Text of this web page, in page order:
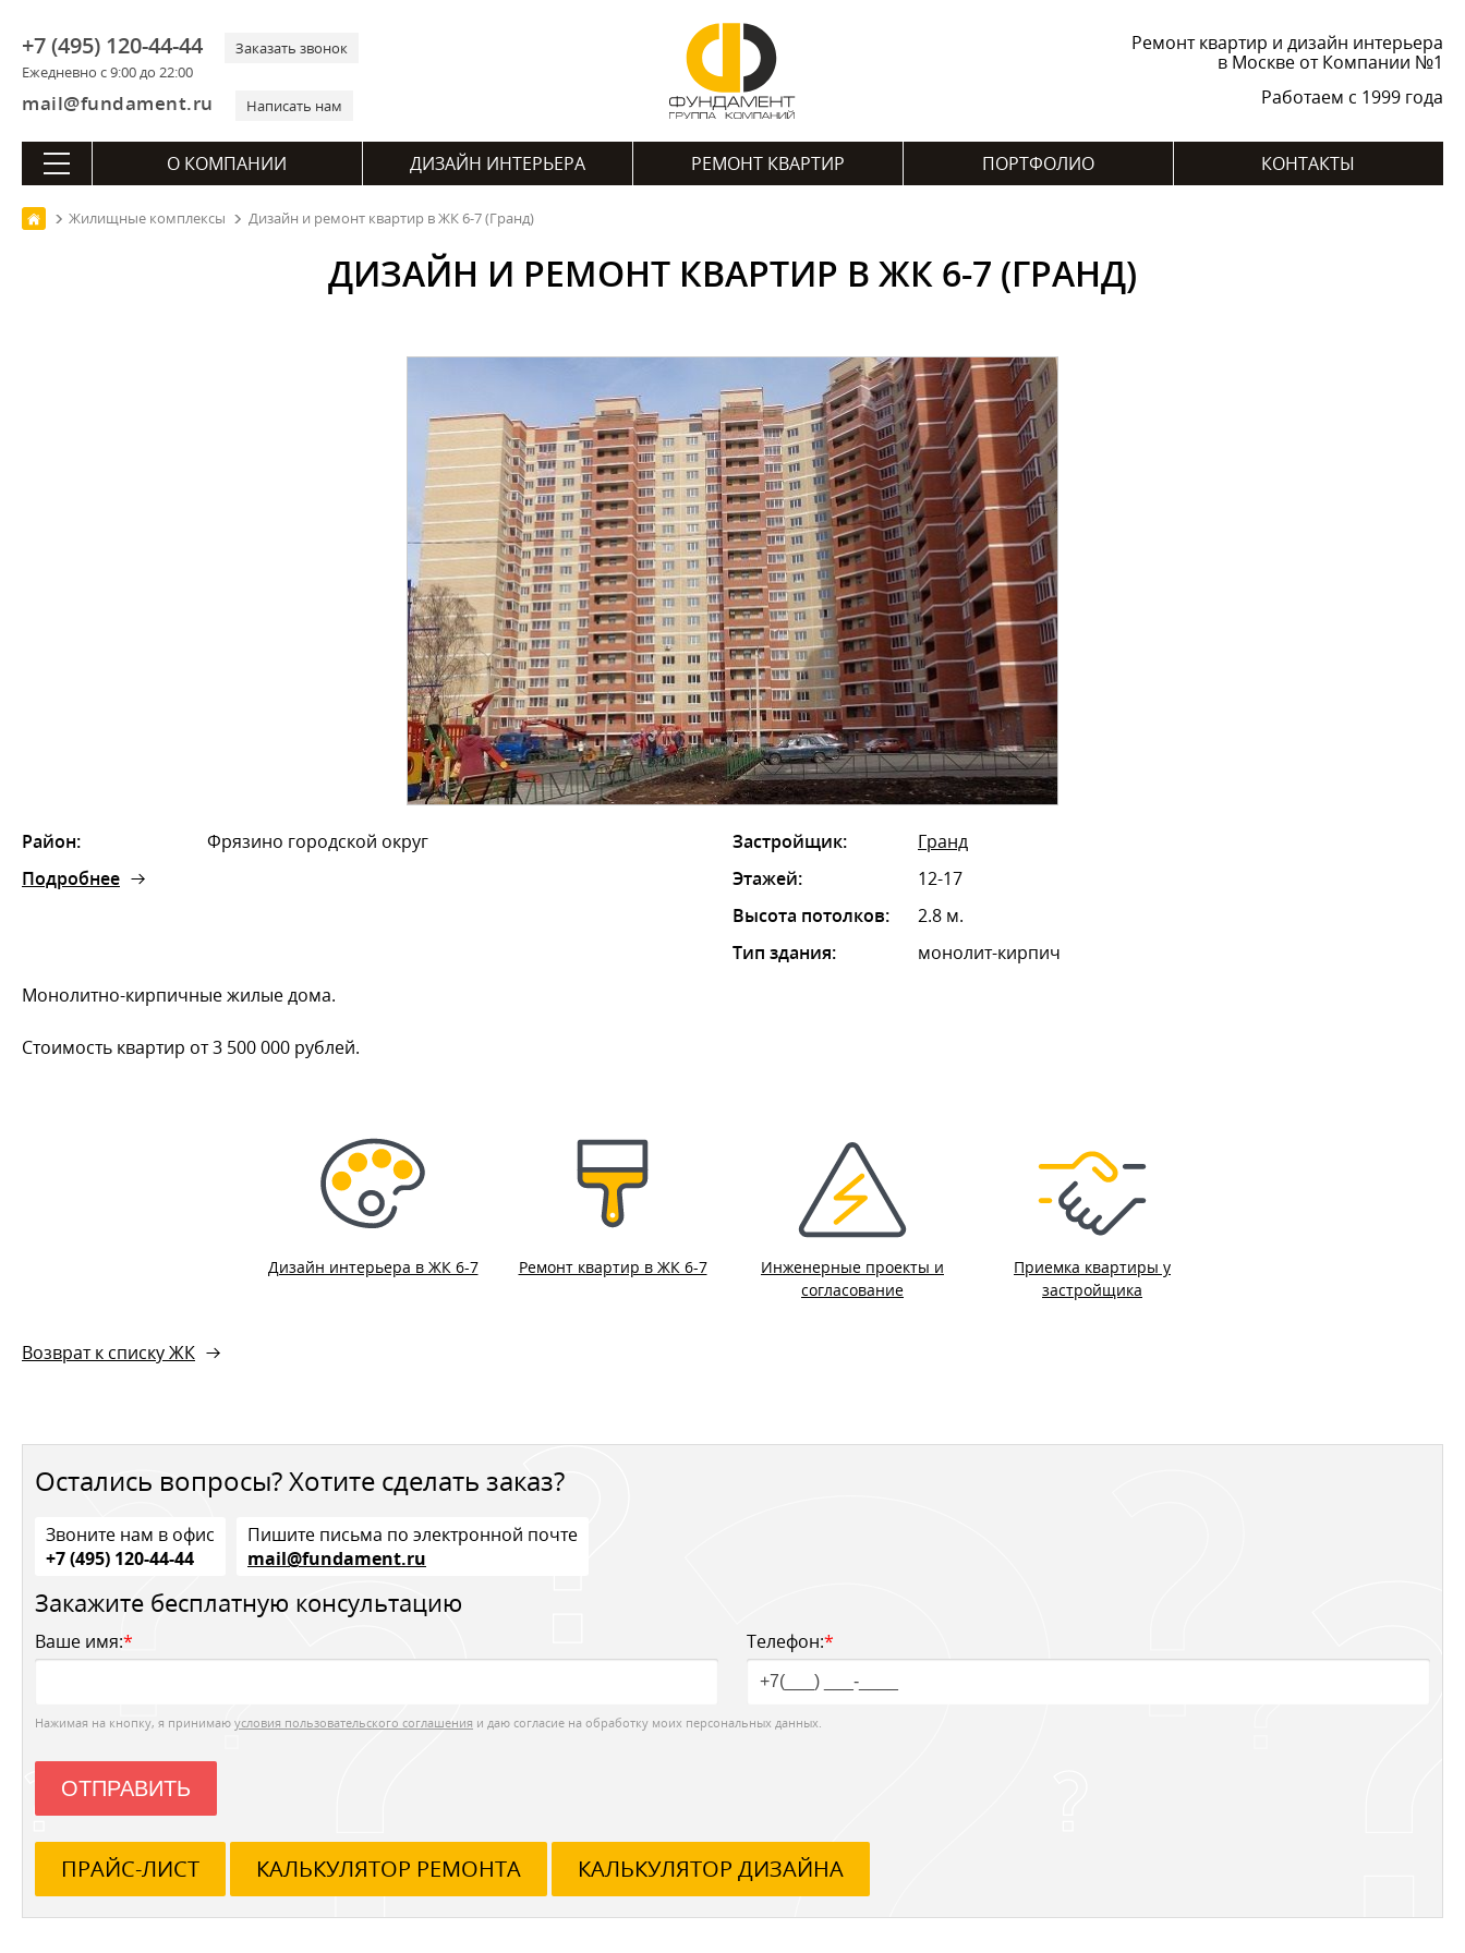
+7 (495) 120-44-44
Ежедневно с 9:00 до 22:00
Заказать звонок
mail@fundament.ru Написать нам
Ремонт квартир и дизайн интерьера
в Москве от Компании №1
Работаем с 1999 года
О КОМПАНИИ ДИЗАЙН ИНТЕРЬЕРА РЕМОНТ КВАРТИР ПОРТФОЛИО КОНТАКТЫ
Жилищные комплексы Дизайн и ремонт квартир в ЖК 6-7 (Гранд)
ДИЗАЙН И РЕМОНТ КВАРТИР В ЖК 6-7 (ГРАНД)
Район:
Фрязино городской округ
Подробнее
Застройщик:
Гранд
Этажей:
12-17
Высота потолков:
2.8 м.
Тип здания:
монолит-кирпич
Монолитно-кирпичные жилые дома.
Стоимость квартир от 3 500 000 рублей.
Дизайн интерьера в ЖК 6-7 Ремонт квартир в ЖК 6-7
Инженерные проекты и
согласование
Приемка квартиры у
застройщика
Возврат к списку ЖК
Остались вопросы? Хотите сделать заказ?
Звоните нам в офис
+7 (495) 120-44-44
Пишите письма по электронной почте
mail@fundament.ru
Закажите бесплатную консультацию
Ваше имя:* Телефон:*
Нажимая на кнопку, я принимаю условия пользовательского соглашения и даю согласие на обработку моих персональных данных.
ОТПРАВИТЬ
ПРАЙС-ЛИСТ КАЛЬКУЛЯТОР РЕМОНТА КАЛЬКУЛЯТОР ДИЗАЙНА